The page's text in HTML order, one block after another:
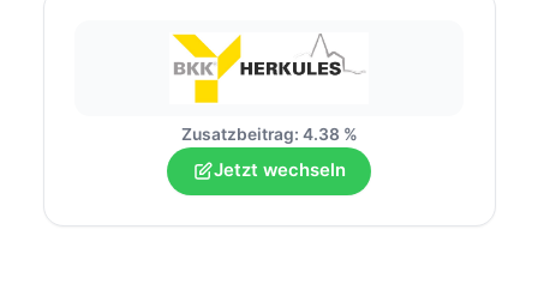
Zusatzbeitrag: 4.38 %
Jetzt wechseln